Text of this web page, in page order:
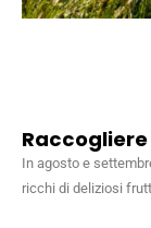
In agosto e
ricchi di deliziosi